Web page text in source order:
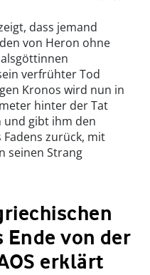
dass jemand
von Heron ohne
verfrühter Tod
Kronos wird nun in
hinter der Tat
und gibt ihm den
zurück, mit
seinen Strang
Ende von der
erklärt